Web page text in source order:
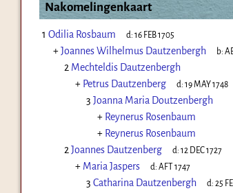
Nakomelingenkaart
1 Odilia Rosbaum d: 16 FEB 1705
+Joannes Wilhelmus Dautzenbergh b:
2 Mechteldis Dautzenbergh
+ Petrus Dautzenberg d: 19 MAY 1748
3 Joanna Maria Doutzenbergh
+ Reynerus Rosenbaum
+ Reynerus Rosenbaum
2 Joannes Dautzenberg d: 12 DEC 1727
+ Maria Jaspers d: AFT 1747
3 Catharina Dautzenbergh d: 25